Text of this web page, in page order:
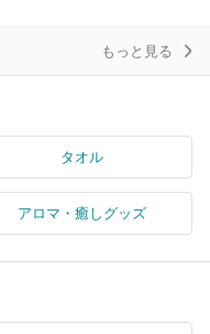
もっと見る
タオル
アロマ・癒しグッズ